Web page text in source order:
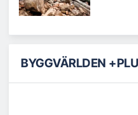
BYGGVÄRLDEN